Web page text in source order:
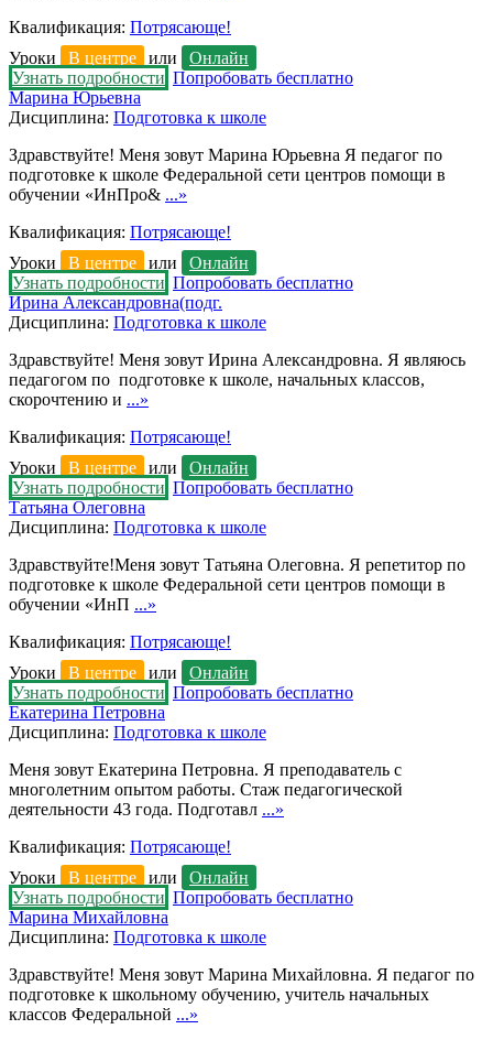
Квалификация: Потрясающе!
Уроки
В центре или
Онлайн
Узнать подробности Попробовать бесплатно
Марина Юрьевна
Дисциплина: Подготовка к школе
Здравствуйте! Меня зовут Марина Юрьевна Я педагог по
подготовке к школе Федеральной сети центров помощи в
обучении «ИнПро& ...»
Квалификация: Потрясающе!
Уроки
В центре или
Онлайн
Узнать подробности Попробовать бесплатно
Ирина Александровна(подг.
Дисциплина: Подготовка к школе
Здравствуйте! Меня зовут Ирина Александровна. Я являюсь
педагогом по подготовке к школе, начальных классов,
скорочтению и ...»
Квалификация: Потрясающе!
Уроки
В центре или
Онлайн
Узнать подробности Попробовать бесплатно
Татьяна Олеговна
Дисциплина: Подготовка к школе
Здравствуйте!Меня зовут Татьяна Олеговна. Я репетитор по
подготовке к школе Федеральной сети центров помощи в
обучении «ИнП ...»
Квалификация: Потрясающе!
Уроки
В центре или
Онлайн
Узнать подробности Попробовать бесплатно
Екатерина Петровна
Дисциплина: Подготовка к школе
Меня зовут Екатерина Петровна. Я преподаватель с
многолетним опытом работы. Стаж педагогической
деятельности 43 года. Подготавл ...»
Квалификация: Потрясающе!
Уроки
В центре или
Онлайн
Узнать подробности Попробовать бесплатно
Марина Михайловна
Дисциплина: Подготовка к школе
Здравствуйте! Меня зовут Марина Михайловна. Я педагог по
подготовке к школьному обучению, учитель начальных
классов Федеральной ...»